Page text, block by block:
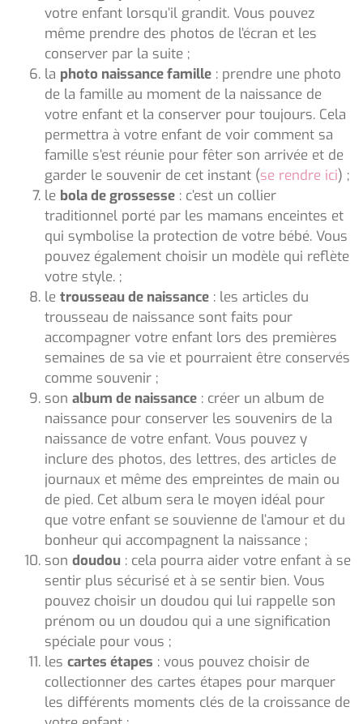
votre enfant lorsqu’il grandit. Vous pouvez
même prendre des photos de l’écran et les
conserver par la suite ;
la photo naissance famille : prendre une photo
de la famille au moment de la naissance de
votre enfant et la conserver pour toujours. Cela
permettra à votre enfant de voir comment sa
famille s’est réunie pour fêter son arrivée et de
garder le souvenir de cet instant (se rendre ici) ;
le bola de grossesse : c’est un collier
traditionnel porté par les mamans enceintes et
qui symbolise la protection de votre bébé. Vous
pouvez également choisir un modèle qui reflète
votre style. ;
le trousseau de naissance : les articles du
trousseau de naissance sont faits pour
accompagner votre enfant lors des premières
semaines de sa vie et pourraient être conservés
comme souvenir ;
son album de naissance : créer un album de
naissance pour conserver les souvenirs de la
naissance de votre enfant. Vous pouvez y
inclure des photos, des lettres, des articles de
journaux et même des empreintes de main ou
de pied. Cet album sera le moyen idéal pour
que votre enfant se souvienne de l’amour et du
bonheur qui accompagnent la naissance ;
son doudou : cela pourra aider votre enfant à se
sentir plus sécurisé et à se sentir bien. Vous
pouvez choisir un doudou qui lui rappelle son
prénom ou un doudou qui a une signification
spéciale pour vous ;
les cartes étapes : vous pouvez choisir de
collectionner des cartes étapes pour marquer
les différents moments clés de la croissance de